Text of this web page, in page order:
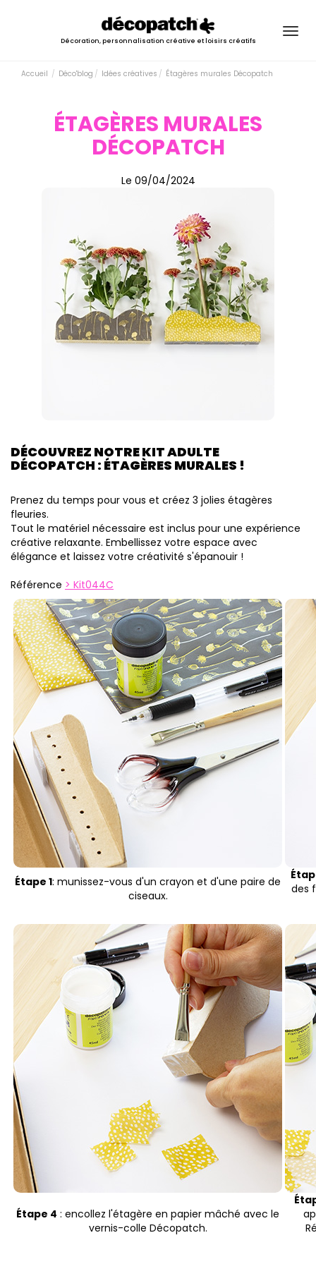
Décoration, personnalisation créative et loisirs créatifs
Accueil Déco'blog Idées créatives Étagères murales Décopatch
ÉTAGÈRES MURALES
DÉCOPATCH
Le 09/04/2024
DÉCOUVREZ NOTRE KIT ADULTE
DÉCOPATCH : ÉTAGÈRES MURALES !
Prenez du temps pour vous et créez 3 jolies étagères
fleuries.
Tout le matériel nécessaire est inclus pour une expérience
créative relaxante. Embellissez votre espace avec
élégance et laissez votre créativité s'épanouir !
Référence
Kit044C
Étape 1: munissez-vous d'un crayon et d'une paire de
ciseaux.
des
Étape 4 : encollez l'étagère en papier mâché avec le
vernis-colle Décopatch.